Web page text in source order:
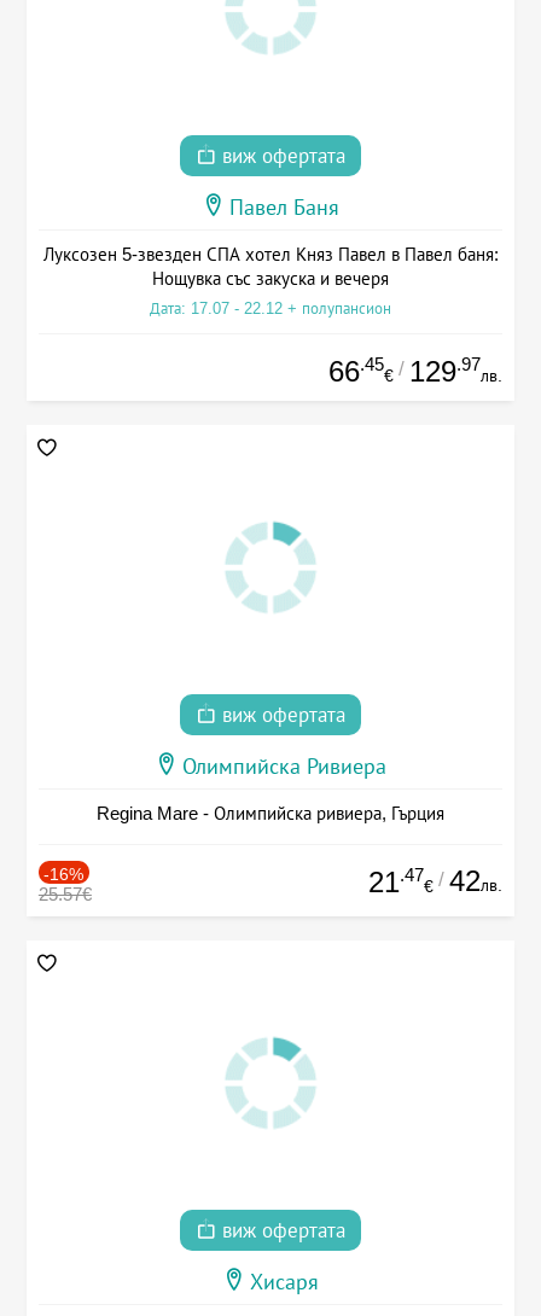
виж офертата
Павел Баня
Луксозен 5-звезден СПА хотел Княз Павел в Павел баня:
Нощувка със закуска и вечеря
Дата: 17.07 - 22.12 + полупансион
66.45
€ / 129.97
лв.
виж офертата
Олимпийска Ривиера
Regina Mare - Олимпийска ривиера, Гърция
-16%
25.57€ 21.47
€ / 42лв.
виж офертата
Хисаря